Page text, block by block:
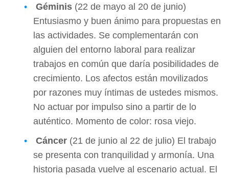
Géminis (22 de mayo al 20 de junio)
Entusiasmo y buen ánimo para propuestas en
las actividades. Se complementarán con
alguien del entorno laboral para realizar
trabajos en común que daría posibilidades de
crecimiento. Los afectos están movilizados
por razones muy íntimas de ustedes mismos.
No actuar por impulso sino a partir de lo
auténtico. Momento de color: rosa viejo.
Cáncer (21 de junio al 22 de julio) El trabajo
se presenta con tranquilidad y armonía. Una
historia pasada vuelve al escenario actual. El